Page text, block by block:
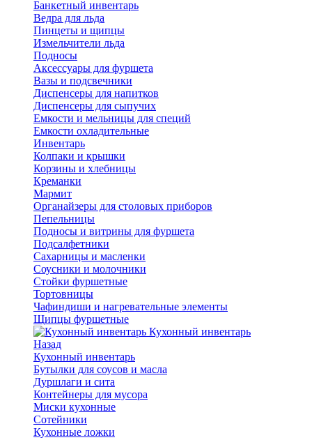
Банкетный инвентарь
Ведра для льда
Пинцеты и щипцы
Измельчители льда
Подносы
Аксессуары для фуршета
Вазы и подсвечники
Диспенсеры для напитков
Диспенсеры для сыпучих
Емкости и мельницы для специй
Емкости охладительные
Инвентарь
Колпаки и крышки
Корзины и хлебницы
Креманки
Мармит
Органайзеры для столовых приборов
Пепельницы
Подносы и витрины для фуршета
Подсалфетники
Сахарницы и масленки
Соусники и молочники
Стойки фуршетные
Тортовницы
Чафиндиши и нагревательные элементы
Щипцы фуршетные
Кухонный инвентарь
Назад
Кухонный инвентарь
Бутылки для соусов и масла
Дуршлаги и сита
Контейнеры для мусора
Миски кухонные
Сотейники
Кухонные ложки